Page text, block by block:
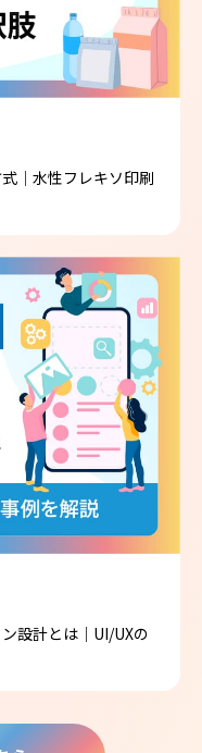
｜水性フレキソ印刷
設計とは｜UI/UXの